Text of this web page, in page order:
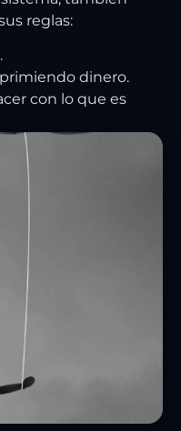
reglas:
dinero.
con lo que es